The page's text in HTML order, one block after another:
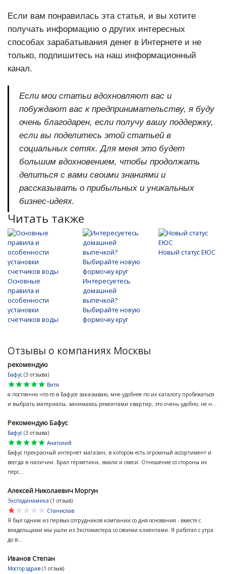
Если вам понравилась эта статья, и вы хотите
получать информацию о других интересных
способах зарабатывания денег в Интернете и не
только, подпишитесь на наш информационный
канал.
Если мои статьи вдохновляют вас и
побуждают вас к предпринимательству, я буду
очень благодарен, если получу вашу поддержку,
если вы поделитесь этой статьей в
социальных сетях. Для меня это будет
большим вдохновением, чтобы продолжать
делиться с вами своими знаниями и
рассказывать о прибыльных и уникальных
бизнес-идеях.
Читать также
Основные
правила и
особенности
установки
счетчиков воды
Интересуетесь
домашней
выпечкой?
Выбирайте новую
формочку круг
Новый статус ЕЮС
Отзывы о компаниях Москвы
рекомендую
Бафус (3 отзыва)
star
star
star
star
star
Витя
я постоянно что-то в Бафусе заказываю, мне удобнее по их каталогу пробежаться
и выбрать материалы, занимаюсь ремонтами квартир, это очень удобно, не н...
Рекомендую Бафус
Бафус (3 отзыва)
star
star
star
star
star
Анатолий
Бафус прекрасный интернет магазин, в котором есть огромный ассортимент и
всегда в наличии. Брал герметики, эмали и смеси. Отношение со стороны их
перс...
Алексей Николаевич Моргун
Эксподинамика (1 отзыв)
star
star
star
star
star
Станислав
Я был одним из первых сотрудников компании со дня основания - вместе с
владельцами мы ушли из Экспомастера со своими клиентами. Я работал с утра
до в...
Иванов Степан
Мосгорздрав (1 отзыв)